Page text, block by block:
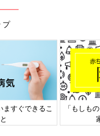
ました。医師は「ヒルシュス
と言っていましたが、調べれ
結局なんだろう？と不安な
腸が動き出し、ストマを閉鎖
の2週間後、今度は腸閉塞に
さい体で本当によく頑張った
患名にとまどうも、前
プ
すぐできるこ
と
「もしも